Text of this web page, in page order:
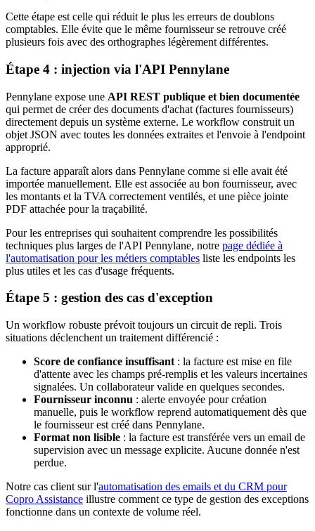
Cette étape est celle qui réduit le plus les erreurs de doublons
comptables. Elle évite que le même fournisseur se retrouve créé
plusieurs fois avec des orthographes légèrement différentes.
Étape 4 : injection via l'API Pennylane
Pennylane expose une API REST publique et bien documentée
qui permet de créer des documents d'achat (factures fournisseurs)
directement depuis un système externe. Le workflow construit un
objet JSON avec toutes les données extraites et l'envoie à l'endpoint
approprié.
La facture apparaît alors dans Pennylane comme si elle avait été
importée manuellement. Elle est associée au bon fournisseur, avec
les montants et la TVA correctement ventilés, et une pièce jointe
PDF attachée pour la traçabilité.
Pour les entreprises qui souhaitent comprendre les possibilités
techniques plus larges de l'API Pennylane, notre page dédiée à
l'automatisation pour les métiers comptables liste les endpoints les
plus utiles et les cas d'usage fréquents.
Étape 5 : gestion des cas d'exception
Un workflow robuste prévoit toujours un circuit de repli. Trois
situations déclenchent un traitement différencié :
Score de confiance insuffisant : la facture est mise en file
d'attente avec les champs pré-remplis et les valeurs incertaines
signalées. Un collaborateur valide en quelques secondes.
Fournisseur inconnu : alerte envoyée pour création
manuelle, puis le workflow reprend automatiquement dès que
le fournisseur est créé dans Pennylane.
Format non lisible : la facture est transférée vers un email de
supervision avec un message explicite. Aucune donnée n'est
perdue.
Notre cas client sur l'automatisation des emails et du CRM pour
Copro Assistance illustre comment ce type de gestion des exceptions
fonctionne dans un contexte de volume réel.